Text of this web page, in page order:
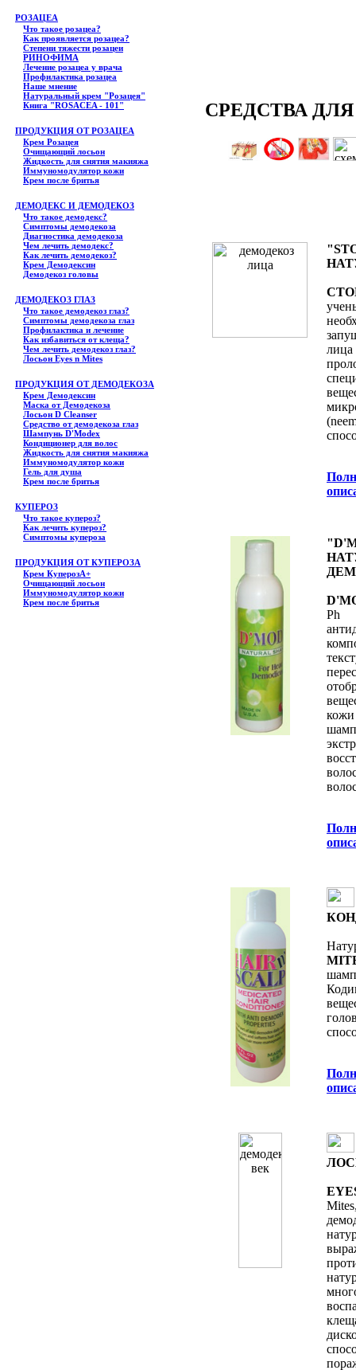
РОЗАЦЕА
Что такое розацеа?
Как проявляется розацеа?
Степени тяжести розацеи
РИНОФИМА
Лечение розацеа у врача
Профилактика розацеа
Наше мнение
Натуральный крем "Розацея"
Книга "ROSACEA - 101"
ПРОДУКЦИЯ ОТ РОЗАЦЕА
Крем Розацея
Очищающий лосьон
Жидкость для снятия макияжа
Иммуномодулятор кожи
Крем после бритья
ДЕМОДЕКС И ДЕМОДЕКОЗ
Что такое демодекс?
Симптомы демодекоза
Диагностика демодекоза
Чем лечить демодекс?
Как лечить демодекоз?
Крем Демодексин
Демодекоз головы
ДЕМОДЕКОЗ ГЛАЗ
Что такое демодекоз глаз?
Симптомы демодекоза глаз
Профилактика и лечение
Как избавиться от клеща?
Чем лечить демодекоз глаз?
Лосьон Eyes n Mites
ПРОДУКЦИЯ ОТ ДЕМОДЕКОЗА
Крем Демодексин
Маска от Демодекоза
Лосьон D Cleanser
Средство от демодекоза глаз
Шампунь D'Modex
Кондиционер для волос
Жидкость для снятия макияжа
Иммуномодулятор кожи
Гель для душа
Крем после бритья
КУПЕРОЗ
Что такое купероз?
Как лечить купероз?
Симптомы купероза
ПРОДУКЦИЯ ОТ КУПЕРОЗА
Крем КуперозА+
Очищающий лосьон
Иммуномодулятор кожи
Крем после бритья
СРЕДСТВА
Ph